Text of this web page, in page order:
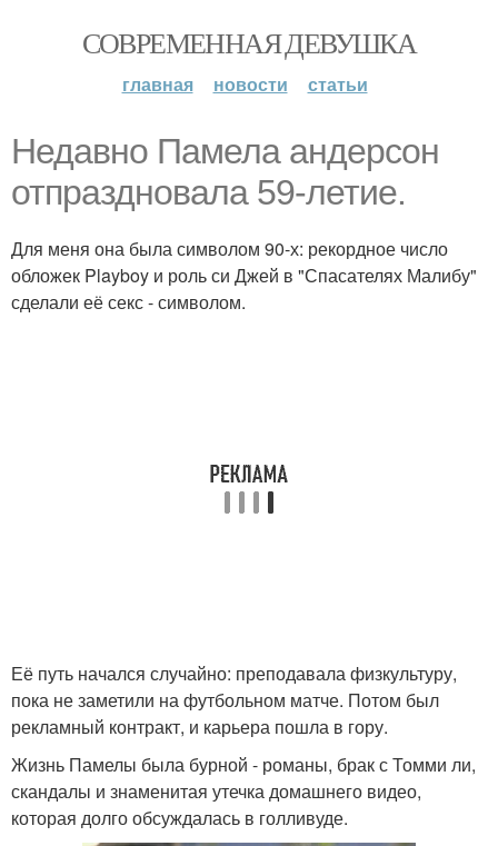
СОВРЕМЕННАЯ ДЕВУШКА
главная новости статьи
Недавно Памела андерсон
отпраздновала 59-летие.
Для меня она была символом 90-х: рекордное число
обложек Playboy и роль си Джей в "Спасателях Малибу"
сделали её секс - символом.
Её путь начался случайно: преподавала физкультуру,
пока не заметили на футбольном матче. Потом был
рекламный контракт, и карьера пошла в гору.
Жизнь Памелы была бурной - романы, брак с Томми ли,
скандалы и знаменитая утечка домашнего видео,
которая долго обсуждалась в голливуде.